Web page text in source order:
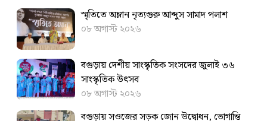
স্মৃতিতে অম্লান নৃত্যগুরু আব্দুস সামাদ পলাশ
০৮ অগাস্ট ২০২৬
বগুড়ায় দেশীয় সাংস্কৃতিক সংসদের জুলাই ৩৬
সাংস্কৃতিক উৎসব
০৮ অগাস্ট ২০২৬
বগুড়ায় সওজের সড়ক জোন উদ্বোধন, ভোগান্তি